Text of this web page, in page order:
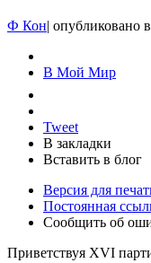
Ф Кон| опубликовано
В Мой Мир
Tweet
В закладки
Вставить в блог
Версия для
Постоянная
Сообщить об
Приветствуя XVI